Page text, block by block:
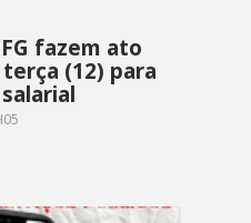
fazem ato
(12) para